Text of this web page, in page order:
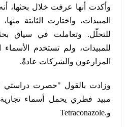
وأكدت أنها عرفت خلال بحثها،
المبيدات، واختارت الثابتة
للتحلّل. وتعاملت في سياق
للمبيدات، ولم تستخدم الأسماء
المزارعون والشركات عادةً.
وزادت بالقول "حصرت دراستي
مبيد فطري يحمل أسماء
وTetraconazole.